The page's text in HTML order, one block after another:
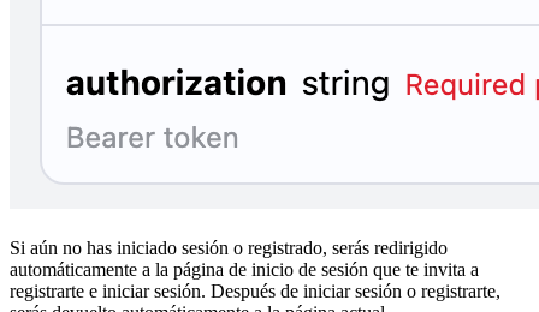
Si aún no has iniciado sesión o registrado, serás redirigido
automáticamente a la página de inicio de sesión que te invita a
registrarte e iniciar sesión. Después de iniciar sesión o registrarte,